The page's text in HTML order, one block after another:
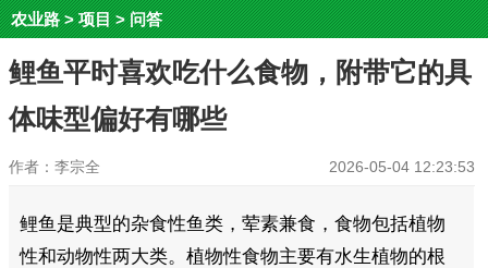
农业路>项目>问答
鲤鱼平时喜欢吃什么食物，附带它的具
体味型偏好有哪些
作者：李宗全 2026-05-04 12:23:53
鲤鱼是典型的杂食性鱼类，荤素兼食，食物包括植物
性和动物性两大类。植物性食物主要有水生植物的根